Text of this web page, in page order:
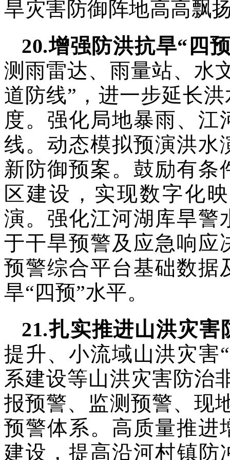
旱灾害防御阵地高高飘
20.增强防洪抗旱“四
测雨雷达、雨量站、 水
道防线”，进一步延长
度。强化局地暴雨、江
线。动态模拟预演洪水
新防御预案。鼓励有条
区建设，实现数字化
演。强化江河湖库旱警
于干旱预警及应急响应
预警综合平台基础数据
旱“四预”水平。
21.扎实推进山洪灾害
提升、小流域山洪灾害
系建设等山洪灾害防治
报预警、监测预警、 现
预警体系。高质量推进
建设，提高沿河村镇防